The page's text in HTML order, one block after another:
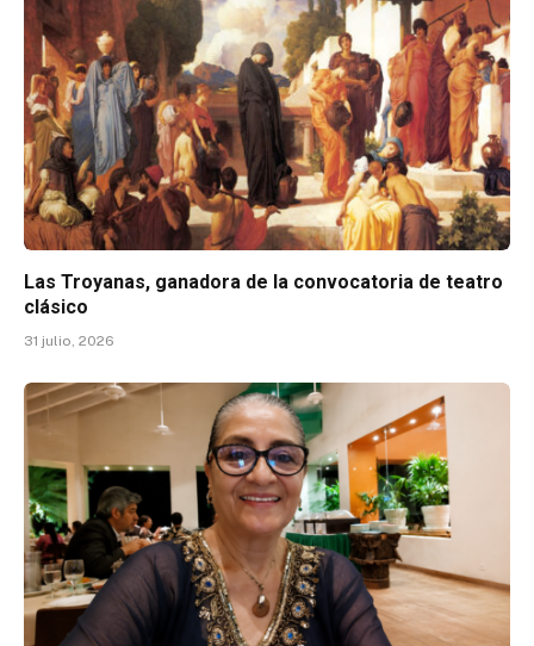
Las Troyanas, ganadora de la convocatoria de teatro
clásico
31 julio, 2026